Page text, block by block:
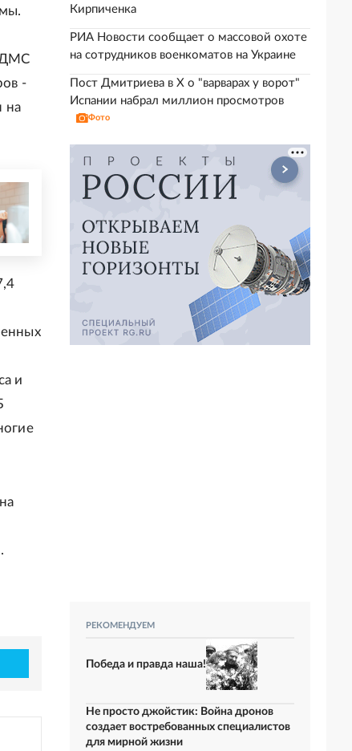
ДМС
-
на
и
Кирпиченка
РИА Новости сообщает о массовой охоте
на сотрудников военкоматов на Украине
Пост Дмитриева в X о "варварах у ворот"
Испании набрал миллион просмотров
Фото
РЕКОМЕНДУЕМ
Победа и правда наша!
Не просто джойстик: Война дронов
создает востребованных специалистов
для мирной жизни